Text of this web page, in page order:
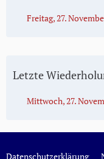
Freitag, 27.
Letzte
Mittwoch, 27.
Datenschutzerklärung